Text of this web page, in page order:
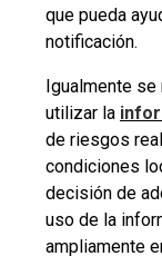
que pueda
notificación.
Igualmente se
utilizar la
de riesgos
condiciones
decisión de
uso de la
ampliamente